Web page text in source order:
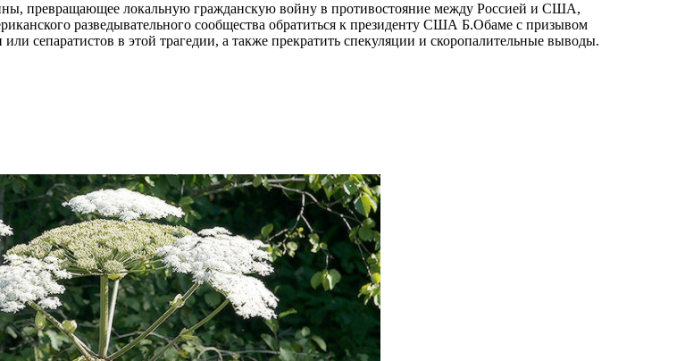
превращающее локальную гражданскую войну в противостояние между Россией и США,
разведывательного сообщества обратиться к президенту США Б.Обаме с призывом
сепаратистов в этой трагедии, а также прекратить спекуляции и скоропалительные выводы.